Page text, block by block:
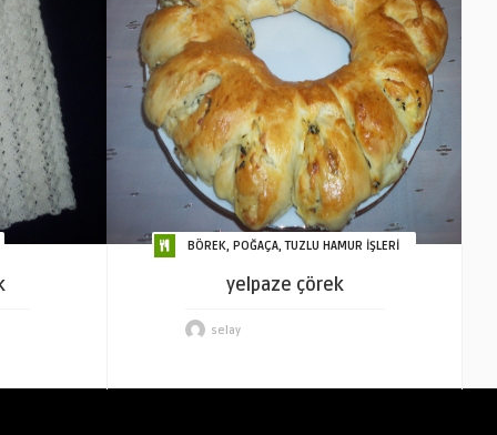
BÖREK, POĞAÇA, TUZLU HAMUR İŞLERİ
yelpaze çörek
selay